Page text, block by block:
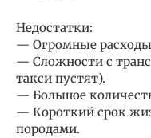
Недостатки:
— Огромные
— Сложности с
такси пустят).
— Большое
— Короткий срок
породами.